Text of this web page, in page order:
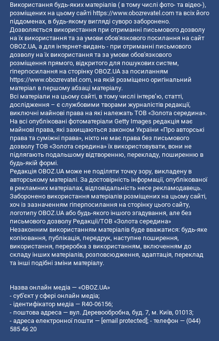
Використання будь-яких матеріалів ( в тому числі фото- та відео-),
розміщених на цьому сайті https://www.obozrevatel.com та всіх його
піддоменах, в будь-якому вигляді суворо заборонено.
Дозволяється використання при отриманні письмового дозволу
на їх використання та за умови обов'язкового посилання на сайт
OBOZ.UA, а для інтернет-видань - при отриманні письмового
дозволу на їх використання та за умови обов'язкового
розміщення прямого, відкритого для пошукових систем,
гіперпосилання на сторінку OBOZ.UA за посиланням
https://www.obozrevatel.com, на якій розміщено оригінальний
матеріал в першому абзаці матеріалу.
Всі матеріали на цьому сайті, в тому числі інтерв’ю, статті,
дослідження – є службовими творами журналістів редакції,
виключні майнові права на які належать ТОВ «Золота середина».
На всі опубліковані фотоматеріали Getty Images редакція має
майнові права, які захищаються законом України «Про авторські
права та суміжні права», ніхто не має права без письмового
дозволу ТОВ «Золота середина» їх використовувати, вони не
підлягають подальшому відтворенню, перекладу, поширенню в
будь-якій формі.
Редакція OBOZ.UA може не поділяти точку зору, викладену в
авторському матеріалі. За достовірність інформації, опублікованої
в рекламних матеріалах, відповідальність несе рекламодавець.
Заборонено використання матеріалів розміщених на цьому сайті,
хоч із зазначенням гіперпосилання на сторінку цього сайту,
логотипу OBOZ.UA або будь-якого іншого згадування, але без
письмового дозволу Редакції/ТОВ «Золота середина»
Незаконним використанням матеріалів буде вважатися: будь-яке
копiювання, публiкацiя, передрук, наступне поширення,
використання, переробка з використанням, включенням до
складу інших матеріалів, розповсюдження, адаптація, переклад
та інші подібні зміни матеріалу.
Назва онлайн медіа — «OBOZ.UA»
- суб'єкт у сфері онлайн медіа;
- ідентифікатор медіа — R40-06156;
- поштова адреса — вул. Деревообробна, буд. 7, м. Київ, 01013;
- адреса електронної пошти — [email protected]; - телефон — (044)
585 46 20